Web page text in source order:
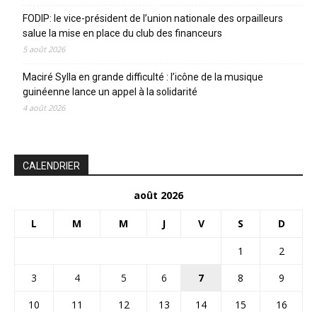
FODIP: le vice-président de l’union nationale des orpailleurs
salue la mise en place du club des financeurs
5 août 2026
Maciré Sylla en grande difficulté : l’icône de la musique
guinéenne lance un appel à la solidarité
4 août 2026
CALENDRIER
août 2026
L M M J V S D
1
2
3
4 5 6 7 8
9
10
11 12 13 14 15
16